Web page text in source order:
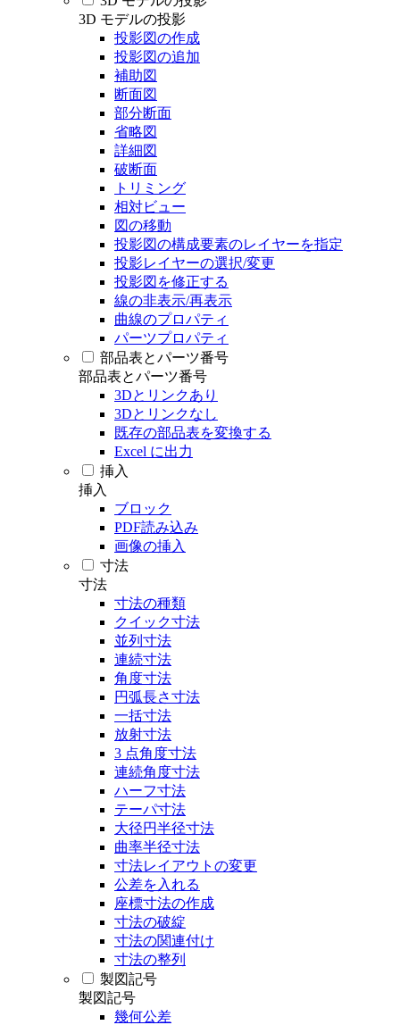
3D モデルの投影
投影図の作成
投影図の追加
補助図
断面図
部分断面
省略図
詳細図
破断面
トリミング
相対ビュー
図の移動
投影図の構成要素のレイヤーを指定
投影レイヤーの選択/変更
投影図を修正する
線の非表示/再表示
曲線のプロパティ
パーツプロパティ
部品表とパーツ番号
部品表とパーツ番号
3Dとリンクあり
3Dとリンクなし
既存の部品表を変換する
Excel に出力
挿入
挿入
ブロック
PDF読み込み
画像の挿入
寸法
寸法
寸法の種類
クイック寸法
並列寸法
連続寸法
角度寸法
円弧長さ寸法
一括寸法
放射寸法
3 点角度寸法
連続角度寸法
ハーフ寸法
テーパ寸法
大径円半径寸法
曲率半径寸法
寸法レイアウトの変更
公差を入れる
座標寸法の作成
寸法の破綻
寸法の関連付け
寸法の整列
製図記号
製図記号
幾何公差